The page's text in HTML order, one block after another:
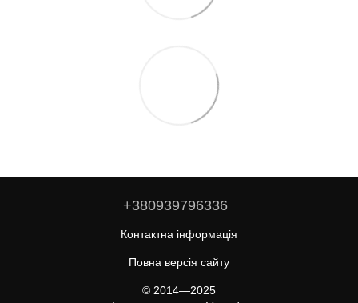
+380939796336
Контактна інформація
Повна версія сайту
© 2014—2025
🌹